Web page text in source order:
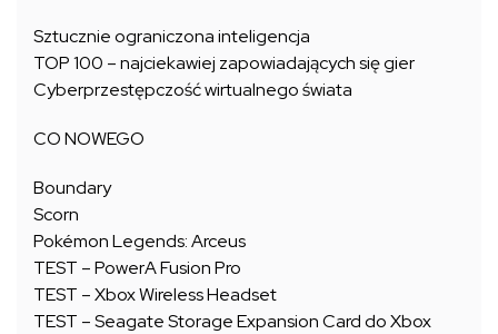
Sztucznie ograniczona inteligencja
TOP 100 – najciekawiej zapowiadających się gier
Cyberprzestępczość wirtualnego świata
CO NOWEGO
Boundary
Scorn
Pokémon Legends: Arceus
TEST – PowerA Fusion Pro
TEST – Xbox Wireless Headset
TEST – Seagate Storage Expansion Card do Xbox